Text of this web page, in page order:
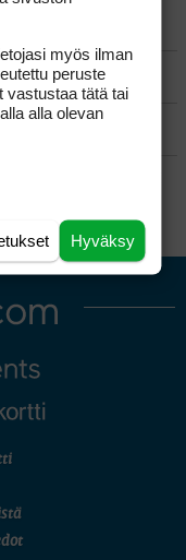
myös ilman
peruste
vastustaa tätä tai
alla olevan
Hyväksy